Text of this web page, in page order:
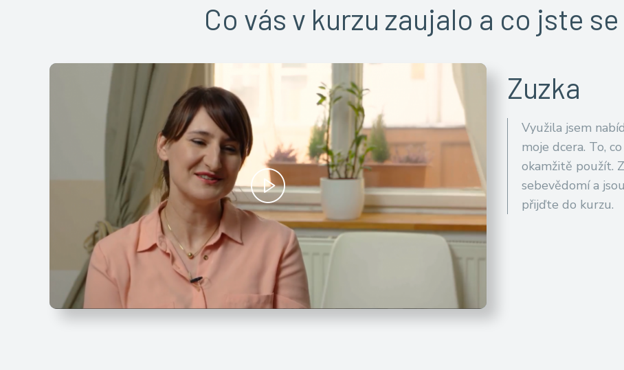
Co vás v kurzu zaujalo a co jste
Zuzka
Využila jsem
moje dcera. To,
okamžitě použít.
sebevědomí a
přijďte do kurzu.